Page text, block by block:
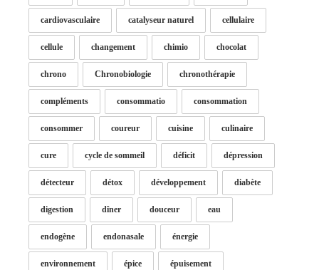
cardiovasculaire catalyseur naturel cellulaire
cellule changement chimio chocolat
chrono Chronobiologie chronothérapie
compléments consommatio consommation
consommer coureur cuisine culinaire
cure cycle de sommeil déficit dépression
détecteur détox développement diabète
digestion dîner douceur eau
endogène endonasale énergie
environnement épice épuisement